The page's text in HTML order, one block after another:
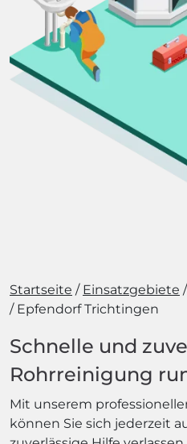
Startseite Einsatzgebiete
Epfendorf Trichtingen
Schnelle und
Rohrreinigung
Mit unserem
können Sie sich jederzeit